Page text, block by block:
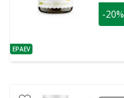
nõuanne
EPAEV
-20%